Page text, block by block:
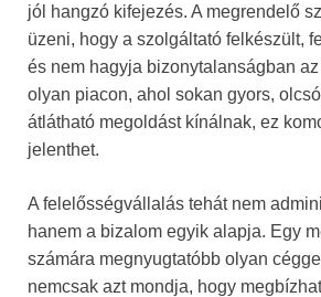
jól hangzó kifejezés. A megrendelő
üzeni, hogy a szolgáltató felkészült,
és nem hagyja bizonytalanságban
olyan piacon, ahol sokan gyors,
átlátható megoldást kínálnak, ez
jelenthet.
A felelősségvállalás tehát nem
hanem a bizalom egyik alapja. Egy
számára megnyugtatóbb olyan
nemcsak azt mondja, hogy